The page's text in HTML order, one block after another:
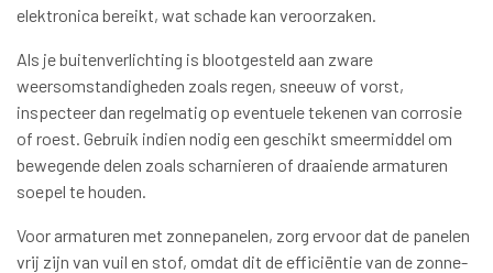
elektronica bereikt, wat schade kan veroorzaken.
Als je buitenverlichting is blootgesteld aan zware
weersomstandigheden zoals regen, sneeuw of vorst,
inspecteer dan regelmatig op eventuele tekenen van corrosie
of roest. Gebruik indien nodig een geschikt smeermiddel om
bewegende delen zoals scharnieren of draaiende armaturen
soepel te houden.
Voor armaturen met zonnepanelen, zorg ervoor dat de panelen
vrij zijn van vuil en stof, omdat dit de efficiëntie van de zonne-